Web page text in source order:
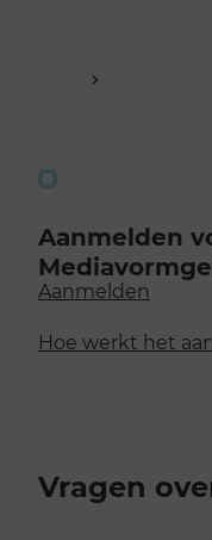
Aanmelden
Aanmelden
Hoe werkt het
Vragen